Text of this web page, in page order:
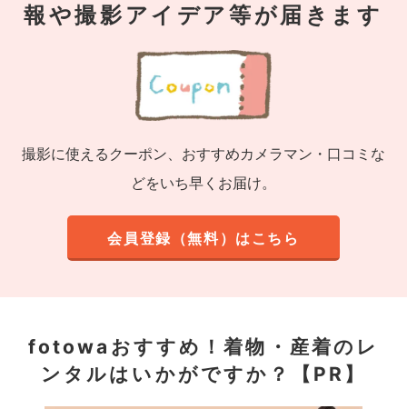
報や撮影アイデア等が届きます
撮影に使えるクーポン、おすすめカメラマン・口コミな
どをいち早くお届け。
会員登録（無料）はこちら
fotowaおすすめ！着物・産着のレ
ンタルはいかがですか？【PR】